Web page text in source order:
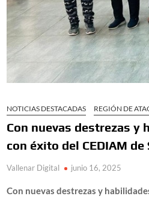
NOTICIAS DESTACADAS REGIÓN DE
Con nuevas destrezas y
con éxito del CEDIAM de
Vallenar Digital junio 16, 2025
Con nuevas destrezas y